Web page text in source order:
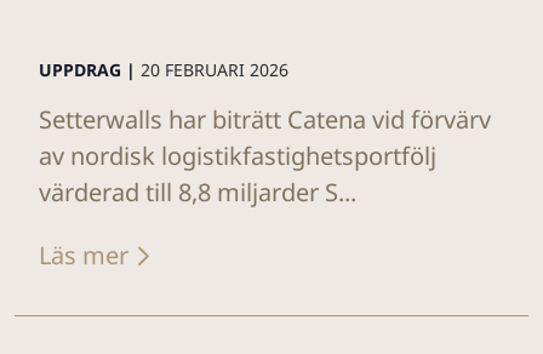
UPPDRAG | 20 FEBRUARI 2026
Setterwalls har biträtt Catena vid förvärv
av nordisk logistikfastighetsportfölj
värderad till 8,8 miljarder S...
Läs mer